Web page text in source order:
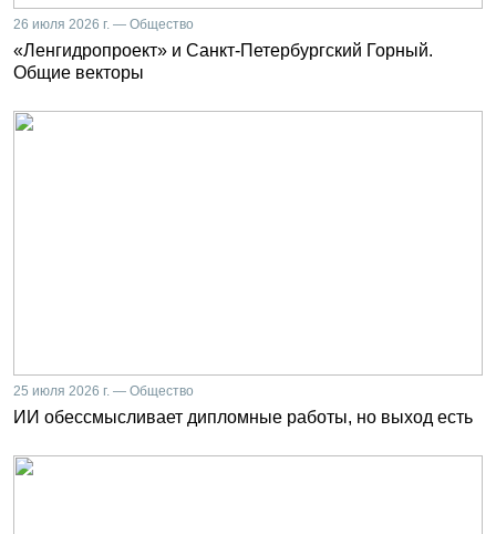
26 июля 2026 г. — Общество
«Ленгидропроект» и Санкт-Петербургский Горный.
Общие векторы
25 июля 2026 г. — Общество
ИИ обессмысливает дипломные работы, но выход есть